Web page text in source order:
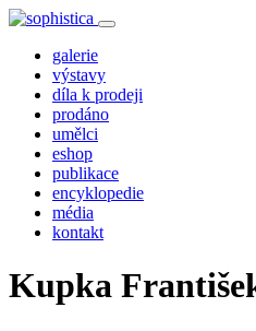
galerie
výstavy
díla k prodeji
prodáno
umělci
eshop
publikace
encyklopedie
média
kontakt
Kupka